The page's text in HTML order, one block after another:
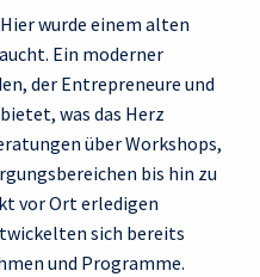
wurde einem alten
Ein moderner
der Entrepreneure und
was das Herz
über Workshops,
bis hin zu
vor Ort erledigen
sich bereits
und Programme.